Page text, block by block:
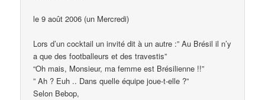
le 9 août 2006 (un Mercredi)
Lors d’un cocktail un invité dit à un autre :” Au Brésil il n’y
a que des footballeurs et des travestis”
“Oh mais, Monsieur, ma femme est Brésilienne !!”
” Ah ? Euh .. Dans quelle équipe joue-t-elle ?”
Selon Bebop,